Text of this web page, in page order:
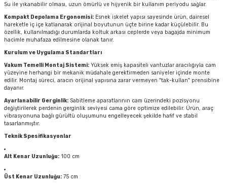
Su ile yıkanabilir olması, uzun ömürlü ve hijyenik bir kullanım periyodu sağlar.
Kompakt Depolama Ergonomisi: Esnek iskelet yapısı sayesinde ürün, dairesel
hareketle iç içe katlanarak orijinal boyutunun üçte birine kadar küçülebilir. Bu
özellik, kullanılmadığı durumlarda koltuk arkası ceplerde veya bagajda minimum
hacimle muhafaza edilmesine olanak tanır.
Kurulum ve Uygulama Standartları
Vakum Temelli Montaj Sistemi: Yüksek emiş kapasiteli vantuzlar aracılığıyla cam
yüzeyine herhangi bir mekanik müdahale gerektirmeden saniyeler içinde monte
edilir. Montaj süreci, aracın orijinal yapısına zarar vermeyen "tak-kullan" prensibine
dayanır.
Ayarlanabilir Gerginlik: Sabitleme aparatlarının cam üzerindeki pozisyonu
değiştirilerek perdenin gerginlik seviyesi cama göre optimize edilebilir. Ürün, araç
vibrasyonuna bağlı gürültü oluşumunu engelleyecek şekilde hafif ve stabil
tasarlanmıştır.
Teknik Spesifikasyonlar
Alt Kenar Uzunluğu: 100 cm
Üst Kenar Uzunluğu: 75 cm